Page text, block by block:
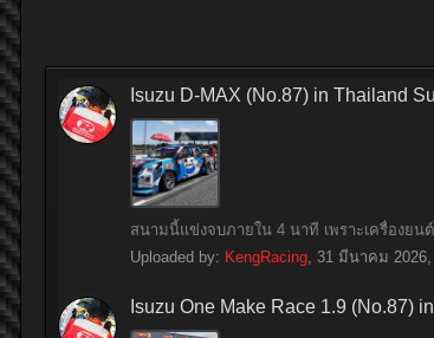
Isuzu D-MAX (No.87) in Thailand
สนามนี้แข่งจบภายใน 4 นาที เพราะเครื่องยน
Uploaded by: KengRacing, 31 มีนาคม 2026
Isuzu One Make Race 1.9 (No.87)